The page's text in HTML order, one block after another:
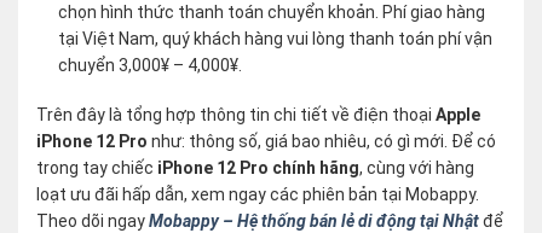
chọn hình thức thanh toán chuyển khoản. Phí giao hàng
tại Việt Nam, quý khách hàng vui lòng thanh toán phí vận
chuyển 3,000¥ – 4,000¥.
Trên đây là tổng hợp thông tin chi tiết về điện thoại Apple
iPhone 12 Pro như: thông số, giá bao nhiêu, có gì mới. Để có
trong tay chiếc iPhone 12 Pro chính hãng, cùng với hàng
loạt ưu đãi hấp dẫn, xem ngay các phiên bản tại Mobappy.
Theo dõi ngayMobappy – Hệ thống bán lẻ di động tại Nhậtđể